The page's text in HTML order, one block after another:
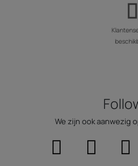
We zijn ook aanwezig